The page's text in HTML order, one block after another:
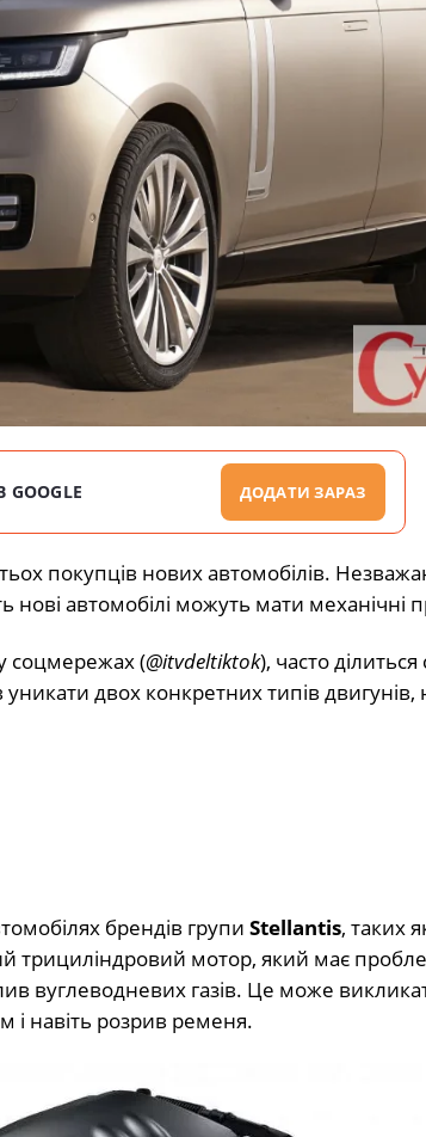
ДОДАТИ ЗАРАЗ
покупців нових автомобілів.
автомобілі можуть мати механічні
соцмережах (@itvdeltiktok), часто
двох конкретних типів двигунів,
брендів групи Stellantis, таких
трициліндровий мотор, який має
вуглеводневих газів. Це може
і навіть розрив ременя.